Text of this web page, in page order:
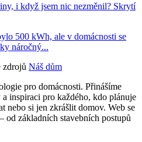
i když jsem nic nezměnil? Skrytí
500 kWh, ale v domácnosti se
náročný...
zdrojů Náš dům
pro domácnosti. Přinášíme
inspiraci pro každého, kdo plánuje
nebo si jen zkrášlit domov. Web se
od základních stavebních postupů